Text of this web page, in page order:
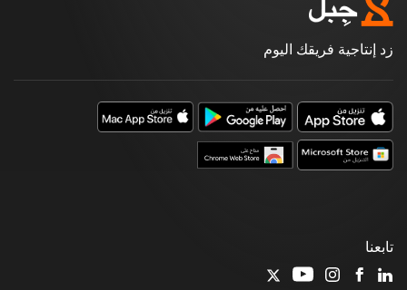
زد إنتاجية فريقك اليوم
تابعنا